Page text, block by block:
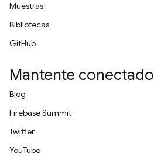
Muestras
Bibliotecas
GitHub
Mantente conectado
Blog
Firebase Summit
Twitter
YouTube